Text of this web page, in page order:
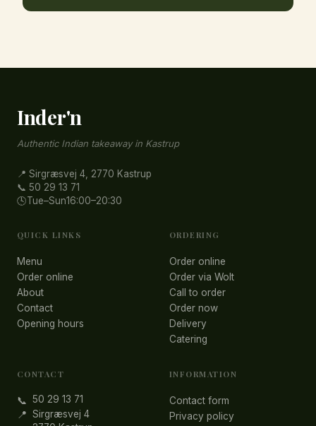
Inder'n
Authentic Indian takeaway in Kastrup
📍 Sirgræsvej 4, 2770 Kastrup
📞 50 29 13 71
🕓Tue–Sun16:00–20:30
QUICK LINKS
Menu
Order online
About
Contact
Opening hours
ORDERING
Order online
Order via Wolt
Call to order
Order now
Delivery
Catering
CONTACT
📞 50 29 13 71
📍 Sirgræsvej 4
INFORMATION
Contact form
Privacy policy